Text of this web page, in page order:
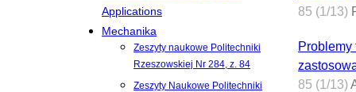
Applications
Mechanika
Zeszyty naukowe Politechniki
Rzeszowskiej Nr 284, z. 84
Zeszyty Naukowe Politechniki
85 (1/13)
85 (1/13)